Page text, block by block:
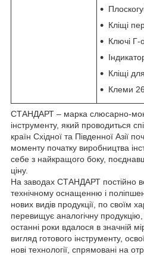
Кліщі
Ключі Г-
Кліщі
Клеми
СТАНДАРТ – марка слюсарно-
інструменту, який проводиться
країн Східної та Південної Азії
моменту початку виробництва
себе з найкращого боку,
ціну.
На заводах СТАНДАРТ постійно
технічному оснащенню і
нових видів продукції, по своїм
перевищує аналогічну
останні роки вдалося в значній
вигляд готового інструменту,
нові технології, спрямовані на